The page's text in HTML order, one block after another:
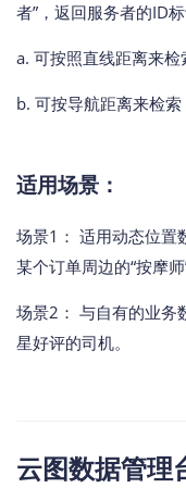
者”，返回服务者的ID
a. 可按照直线距离来
b. 可按导航距离来检
适用场景：
场景1： 适用动态位置
某个订单周边的“按摩
场景2： 与自有的业务
星好评的司机。
云图数据管